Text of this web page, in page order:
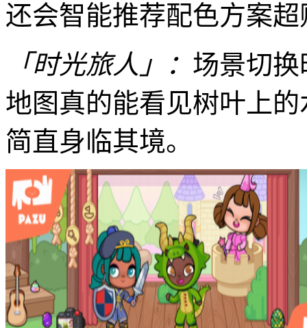
还会智能推荐配色方案超
「时光旅人」： 场景切
地图真的能看见树叶上
简直身临其境。